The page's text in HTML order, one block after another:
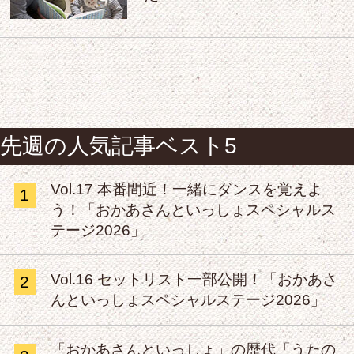
先週の人気記事ベスト5
1
Vol.17 本番間近！一緒にダンスを覚えよ
う！「おかあさんといっしょスペシャルス
テージ2026」
2
Vol.16 セットリスト一部公開！「おかあさ
んといっしょスペシャルステージ2026」
「おかあさんといっしょ」の歴代「うたの